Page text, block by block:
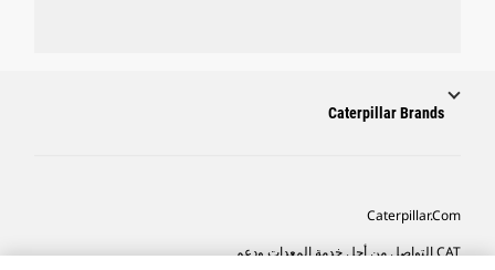
Caterpillar Brands
Caterpillar.com
CAT التواصل من أجل خدمة المعدات ودعم